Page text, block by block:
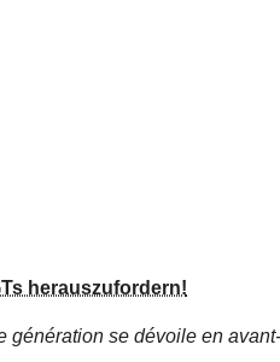
herauszufordern!
génération se dévoile en avant-